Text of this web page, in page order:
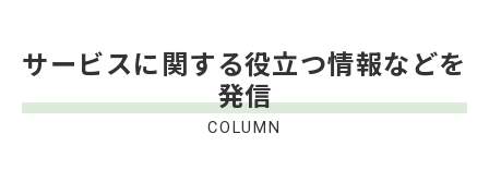
サービスに関する役立つ情報などを
発信
COLUMN